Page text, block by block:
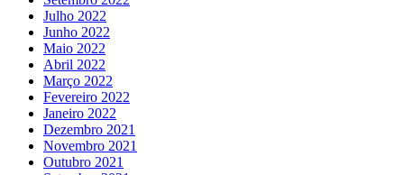
Julho 2022
Junho 2022
Maio 2022
Abril 2022
Março 2022
Fevereiro 2022
Janeiro 2022
Dezembro 2021
Novembro 2021
Outubro 2021